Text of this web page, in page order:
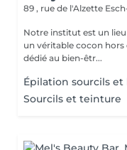
89 , rue de l'Alzette
Notre institut est un
un véritable cocon hors
dédié au bien-êtr...
Épilation sourcils et
Sourcils et teinture